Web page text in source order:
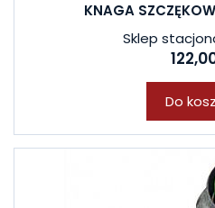
KNAGA
Sklep
Do